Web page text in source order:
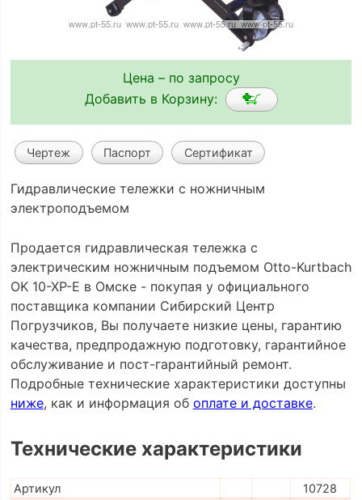
Цена – по запросу
Добавить в Корзину:
Чертеж Паспорт Сертификат
Гидравлические тележки с ножничным
электроподъемом
Продается гидравлическая тележка с
электрическим ножничным подъемом Otto-Kurtbach
OK 10-XP-E в Омске - покупая у официального
поставщика компании Сибирский Центр
Погрузчиков, Вы получаете низкие цены, гарантию
качества, предпродажную подготовку, гарантийное
обслуживание и пост-гарантийный ремонт.
Подробные технические характеристики доступны
ниже, как и информация об оплате и доставке.
Технические характеристики
Артикул
10728